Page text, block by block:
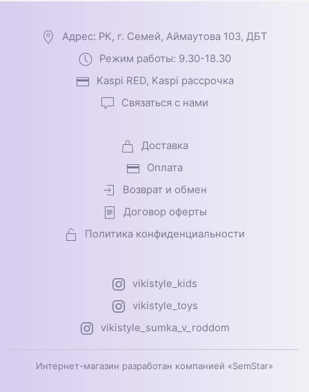
Адрес: РК, г. Семей, Аймаутова 103, ДБТ
Режим работы: 9.30-18.30
Kaspi RED, Kaspi рассрочка
Связаться с нами
Доставка
Оплата
Возврат и обмен
Договор оферты
Политика конфиденциальности
vikistyle_kids
vikistyle_toys
vikistyle_sumka_v_roddom
Интернет-магазин разработан компанией «SemStar»